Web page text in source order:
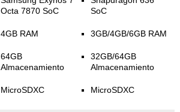
Octa 7870 SoC
4GB RAM
64GB
Almacenamiento
MicroSDXC
SoC
3GB/4GB/6GB RAM
32GB/64GB
Almacenamiento
MicroSDXC